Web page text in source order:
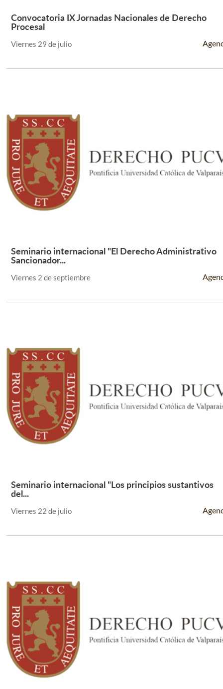
Leer Más +
Convocatoria IX Jornadas Nacionales de Derecho
Procesal
Viernes 29 de julio
Leer Más +
Seminario internacional "El Derecho Administrativo
Sancionador...
Viernes 2 de septiembre
Leer Más +
Seminario internacional "Los principios sustantivos
del...
Viernes 22 de julio